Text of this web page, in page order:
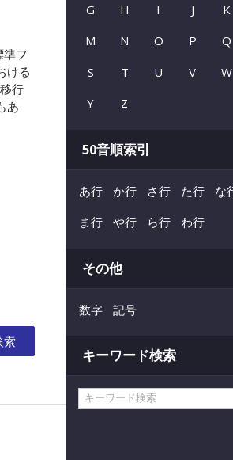
フ
ける
行
あ
索
G
H I J K
M
N O P Q
S
T U V W
Y
Z
50音順索引
あ行 か行 さ行 た行 な
ま行
や行 ら行 わ行
その他
数字 記号
キーワード検索